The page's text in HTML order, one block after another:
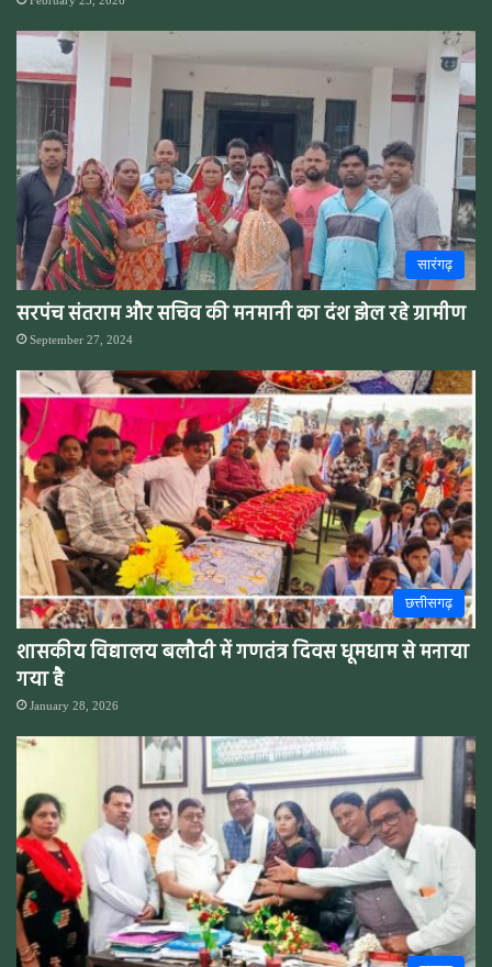
सारंगढ़
सरपंच संतराम और सचिव की मनमानी का दंश झेल रहे ग्रामीण
September 27, 2024
छत्तीसगढ़
शासकीय विद्यालय बलौदी में गणतंत्र दिवस धूमधाम से मनाया
गया है
January 28, 2026